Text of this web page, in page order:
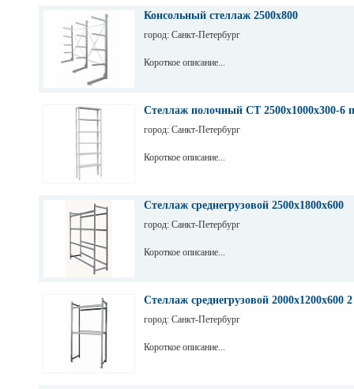
Консольный стеллаж 2500х800
город: Санкт-Петербург
Короткое описание...
Стеллаж полочный СТ 2500х1000х300-6
город: Санкт-Петербург
Короткое описание...
Стеллаж среднегрузовой 2500х1800х600
город: Санкт-Петербург
Короткое описание...
Стеллаж среднегрузовой 2000х1200х600
город: Санкт-Петербург
Короткое описание...